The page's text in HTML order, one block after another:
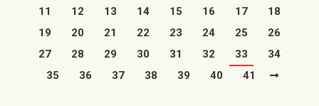
11
12 13 14 15 16 17
18
19
20 21 22 23 24 25
26
27
28 29 30 31 32 33
34
35
36 37 38 39 40 41